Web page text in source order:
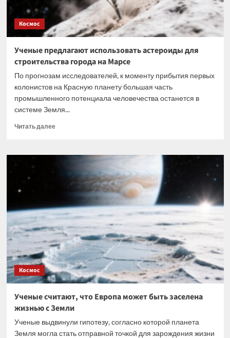
всех
Космос
Ученые предлагают использовать астероиды для
строительства города на Марсе
По прогнозам исследователей, к моменту прибытия первых
колонистов на Красную планету большая часть
промышленного потенциала человечества останется в
системе Земля...
Читать далееПрочитать
Ученые
использовать
астероиды
строительства
города
Марсе
Космос
Ученые считают, что Европа может быть заселена
жизнью с Земли
Ученые выдвинули гипотезу, согласно которой планета
Земля могла стать отправной точкой для зарождения жизни